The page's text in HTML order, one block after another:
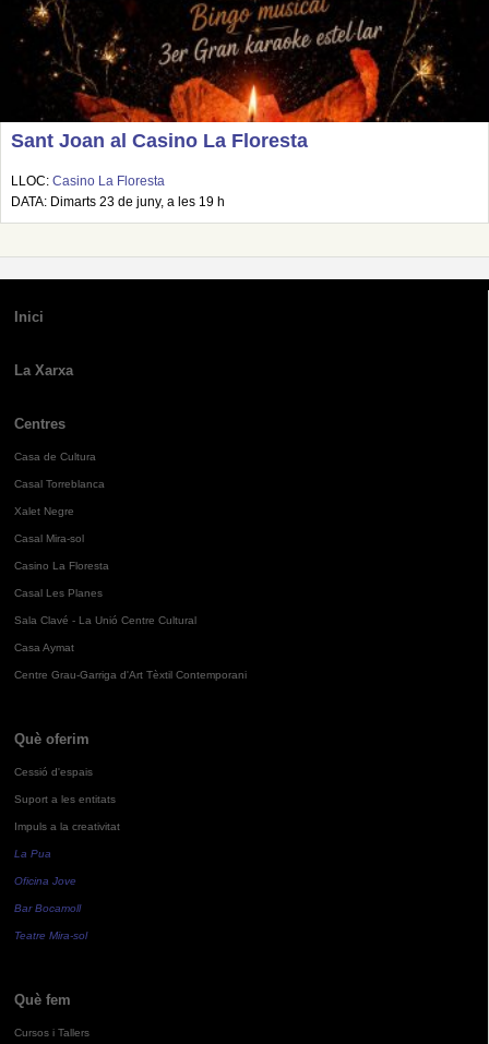
Sant Joan al Casino La Floresta
LLOC: Casino La Floresta
DATA: Dimarts 23 de juny, a les 19 h
Inici
La Xarxa
Centres
Casa de Cultura
Casal Torreblanca
Xalet Negre
Casal Mira-sol
Casino La Floresta
Casal Les Planes
Sala Clavé - La Unió Centre Cultural
Casa Aymat
Centre Grau-Garriga d'Art Tèxtil Contemporani
Què oferim
Cessió d'espais
Suport a les entitats
Impuls a la creativitat
La Pua
Oficina Jove
Bar Bocamoll
Teatre Mira-sol
Què fem
Cursos i Tallers